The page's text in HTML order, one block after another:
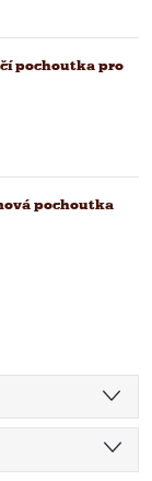
pochoutka pro
pochoutka